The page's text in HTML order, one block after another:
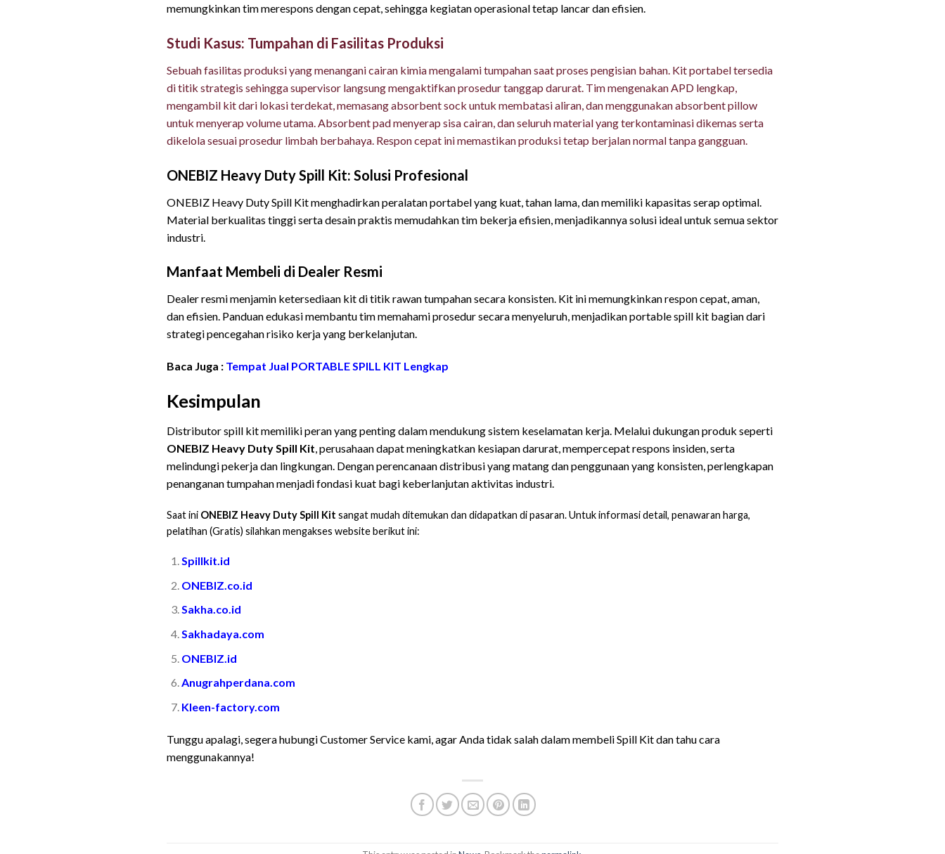
memungkinkan tim merespons dengan cepat, sehingga kegiatan operasional tetap lancar dan efisien.
Studi Kasus: Tumpahan di Fasilitas Produksi
Sebuah fasilitas produksi yang menangani cairan kimia mengalami tumpahan saat proses pengisian bahan. Kit portabel tersedia
di titik strategis sehingga supervisor langsung mengaktifkan prosedur tanggap darurat. Tim mengenakan APD lengkap,
mengambil kit dari lokasi terdekat, memasang absorbent sock untuk membatasi aliran, dan menggunakan absorbent pillow
untuk menyerap volume utama. Absorbent pad menyerap sisa cairan, dan seluruh material yang terkontaminasi dikemas serta
dikelola sesuai prosedur limbah berbahaya. Respon cepat ini memastikan produksi tetap berjalan normal tanpa gangguan.
ONEBIZ Heavy Duty Spill Kit: Solusi Profesional
ONEBIZ Heavy Duty Spill Kit menghadirkan peralatan portabel yang kuat, tahan lama, dan memiliki kapasitas serap optimal.
Material berkualitas tinggi serta desain praktis memudahkan tim bekerja efisien, menjadikannya solusi ideal untuk semua sektor
industri.
Manfaat Membeli di Dealer Resmi
Dealer resmi menjamin ketersediaan kit di titik rawan tumpahan secara konsisten. Kit ini memungkinkan respon cepat, aman,
dan efisien. Panduan edukasi membantu tim memahami prosedur secara menyeluruh, menjadikan portable spill kit bagian dari
strategi pencegahan risiko kerja yang berkelanjutan.
Baca Juga : Tempat Jual PORTABLE SPILL KIT Lengkap
Kesimpulan
Distributor spill kit memiliki peran yang penting dalam mendukung sistem keselamatan kerja. Melalui dukungan produk seperti
ONEBIZ Heavy Duty Spill Kit , perusahaan dapat meningkatkan kesiapan darurat, mempercepat respons insiden, serta
melindungi pekerja dan lingkungan. Dengan perencanaan distribusi yang matang dan penggunaan yang konsisten, perlengkapan
penanganan tumpahan menjadi fondasi kuat bagi keberlanjutan aktivitas industri.
Saat ini ONEBIZ Heavy Duty Spill Kit sangat mudah ditemukan dan didapatkan di pasaran. Untuk informasi detail, penawaran harga,
pelatihan (Gratis) silahkan mengakses website berikut ini:
Spillkit.id
ONEBIZ.co.id
Sakha.co.id
Sakhadaya.com
ONEBIZ.id
Anugrahperdana.com
Kleen-factory.com
Tunggu apalagi, segera hubungi Customer Service kami, agar Anda tidak salah dalam membeli Spill Kit dan tahu cara
menggunakannya!